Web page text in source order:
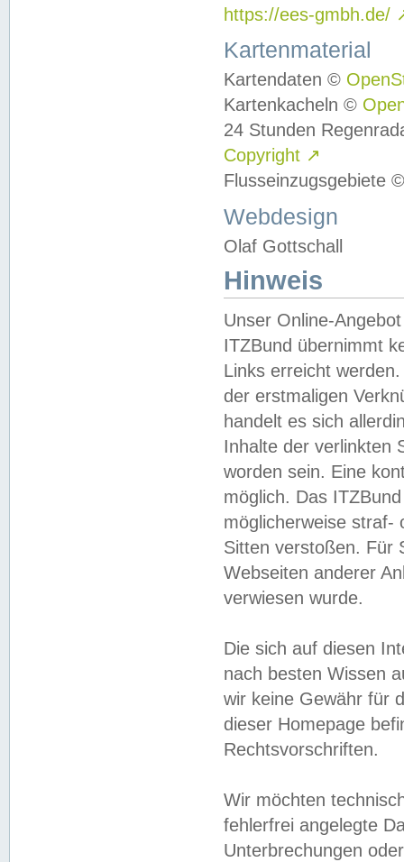
https://ees-gmbh.de/
Kartenmaterial
Kartendaten ©
Kartenkacheln ©
24 Stunden
Copyright ↗
Flusseinzugsgebiete
Webdesign
Olaf Gottschall
Hinweis
Unser Online-
ITZBund übernimmt
Links erreicht
der erstmaligen
handelt es sich
Inhalte der verlinkten
worden sein. Eine
möglich. Das
möglicherweise straf-
Sitten verstoßen. Für
Webseiten anderer
verwiesen wurde.
Die sich auf diesen
nach besten Wissen
wir keine Gewähr für
dieser Homepage
Rechtsvorschriften.
Wir möchten
fehlerfrei angelegte
Unterbrechungen